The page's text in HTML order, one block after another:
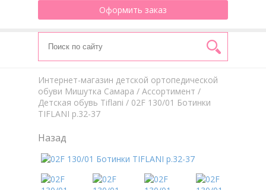
Оформить заказ
Интернет-магазин детской ортопедической
обуви Мишутка Самара / Aссортимент /
Детская обувь Tiflani / 02F 130/01 Ботинки
TIFLANI р.32-37
Назад